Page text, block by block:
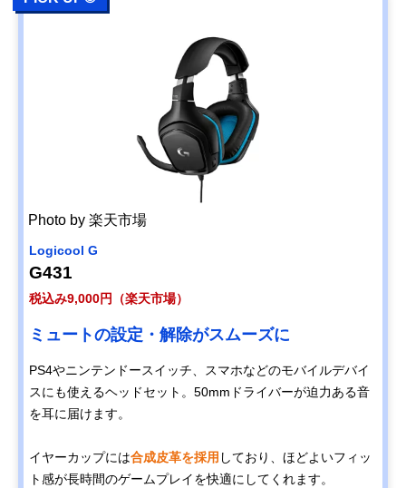
Photo by 楽天市場
Logicool G
G431
税込み9,000円（楽天市場）
ミュートの設定・解除がスムーズに
PS4やニンテンドースイッチ、スマホなどのモバイルデバイ
スにも使えるヘッドセット。50mmドライバーが迫力ある音
を耳に届けます。
イヤーカップには合成皮革を採用 しており、ほどよいフィッ
ト感が長時間のゲームプレイを快適にしてくれます。